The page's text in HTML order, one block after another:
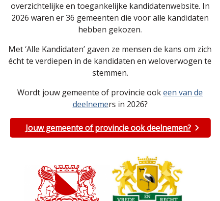
overzichtelijke en toegankelijke kandidatenwebsite. In
2026 waren er 36 gemeenten die voor alle kandidaten
hebben gekozen.
Met ‘Alle Kandidaten’ gaven ze mensen de kans om zich
écht te verdiepen in de kandidaten en weloverwogen te
stemmen.
Wordt jouw gemeente of provincie ookeen van de
deelnemers in 2026?
Jouw gemeente of provincie ook deelnemen?